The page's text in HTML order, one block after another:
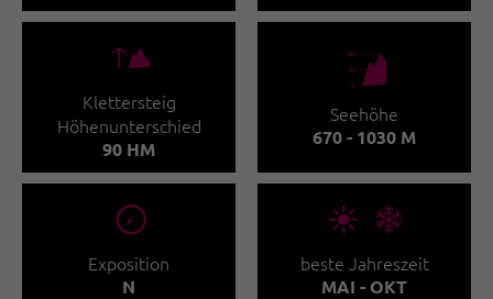
🜏
Klettersteig
Höhenunterschied
90 HM
🞱
Seehöhe
670 - 1030 M
🞂
Exposition
N
🞀🖈
beste Jahreszeit
MAI - OKT